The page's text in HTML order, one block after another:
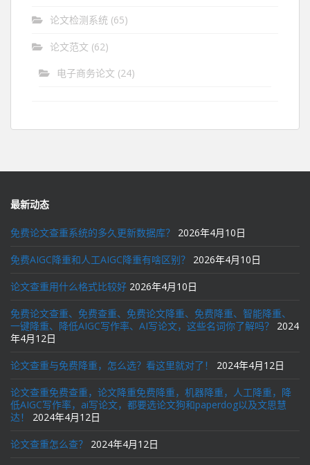
论文检测系统 (65)
论文范文 (62)
电子商务论文 (24)
最新动态
免费论文查重系统的多久更新数据库？ 2026年4月10日
免费AIGC降重和人工AIGC降重有啥区别？ 2026年4月10日
论文查重用什么格式比较好 2026年4月10日
免费论文查重、免费查重、免费论文降重、免费降重、智能降重、
一键降重、降低AIGC写作率、AI写论文，这些名词你了解吗？
2024
年4月12日
论文查重与免费降重，怎么选？看这里就对了！ 2024年4月12日
论文查重免费查重，论文降重免费降重，机器降重，人工降重，降
低AIGC写作率，ai写论文，都要选论文狗和paperdog以及文思慧
达！
2024年4月12日
论文查重怎么查？ 2024年4月12日